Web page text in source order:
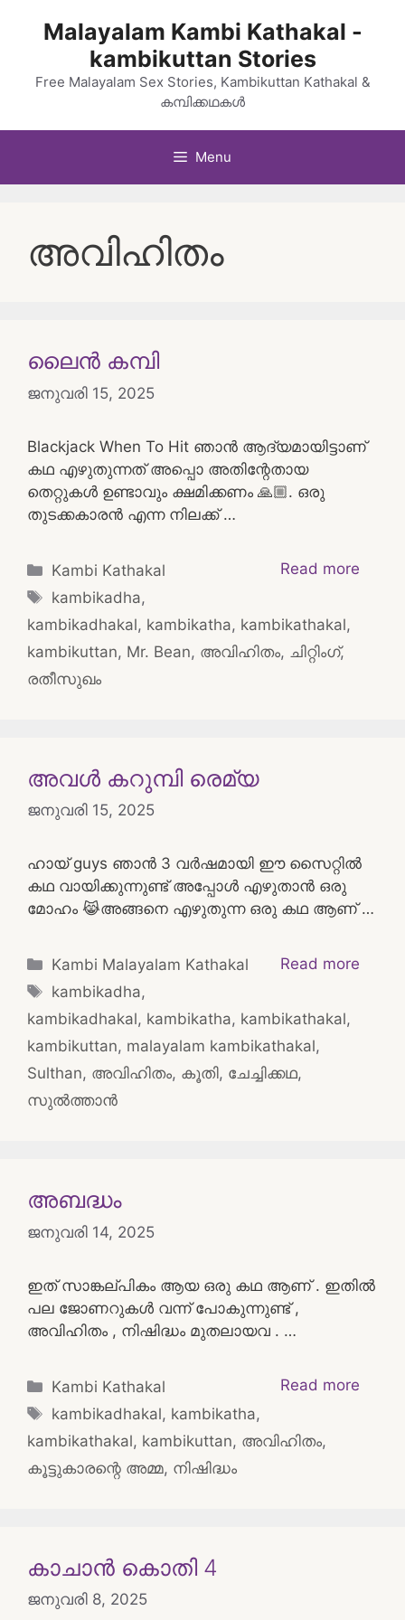
Malayalam Kambi Kathakal -
kambikuttan Stories
Free Malayalam Sex Stories, Kambikuttan Kathakal &
കമ്പിക്കഥകൾ
Menu
അവിഹിതം
ലൈൻ കമ്പി
ജനുവരി 15, 2025
Blackjack When To Hit ഞാൻ ആദ്യമായിട്ടാണ്
കഥ എഴുതുന്നത് അപ്പൊ അതിന്റേതായ
തെറ്റുകൾ ഉണ്ടാവും ക്ഷമിക്കണം 🙏🏼. ഒരു
തുടക്കകാരൻ എന്ന നിലക്ക് …
Read more
Categories
Kambi Kathakal
Tags
kambikadha,
kambikadhakal, kambikatha, kambikathakal,
kambikuttan, Mr. Bean, അവിഹിതം, ചിറ്റിംഗ്,
രതീസുഖം
അവൾ കറുമ്പി രെമ്യ
ജനുവരി 15, 2025
ഹായ് guys ഞാൻ 3 വർഷമായി ഈ സൈറ്റിൽ
കഥ വായിക്കുന്നുണ്ട് അപ്പോൾ എഴുതാൻ ഒരു
മോഹം 😹അങ്ങനെ എഴുതുന്ന ഒരു കഥ ആണ് …
Read more
Categories
Kambi Malayalam Kathakal
Tags
kambikadha,
kambikadhakal, kambikatha, kambikathakal,
kambikuttan, malayalam kambikathakal,
Sulthan, അവിഹിതം, കൂതി, ചേച്ചിക്കഥ,
സുൽത്താൻ
അബദ്ധം
ജനുവരി 14, 2025
ഇത് സാങ്കല്പികം ആയ ഒരു കഥ ആണ് . ഇതിൽ
പല ജോണറുകൾ വന്ന് പോകുന്നുണ്ട് ,
അവിഹിതം , നിഷിദ്ധം മുതലായവ . …
Read more
Categories
Kambi Kathakal
Tags
kambikadhakal, kambikatha,
kambikathakal, kambikuttan, അവിഹിതം,
കൂട്ടുകാരന്റെ അമ്മ, നിഷിദ്ധം
കാചാൻ കൊതി 4
ജനുവരി 8, 2025